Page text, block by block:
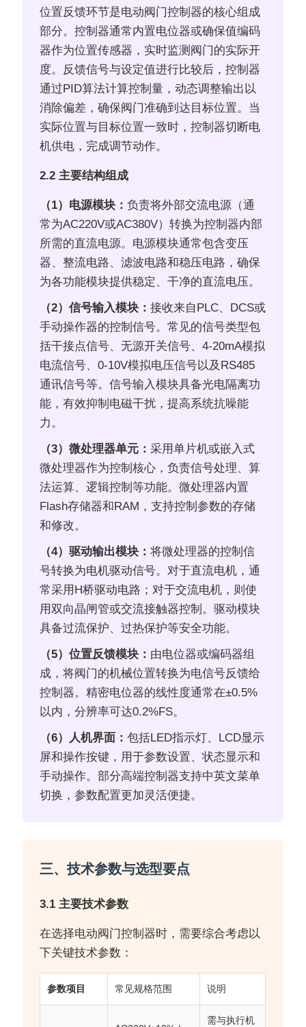
位置反馈环节是电动阀门控制器的核心组成
部分。控制器通常内置电位器或确保值编码
器作为位置传感器，实时监测阀门的实际开
度。反馈信号与设定值进行比较后，控制器
通过PID算法计算控制量，动态调整输出以
消除偏差，确保阀门准确到达目标位置。当
实际位置与目标位置一致时，控制器切断电
机供电，完成调节动作。
2.2 主要结构组成
（1）电源模块：负责将外部交流电源（通
常为AC220V或AC380V）转换为控制器内部
所需的直流电源。电源模块通常包含变压
器、整流电路、滤波电路和稳压电路，确保
为各功能模块提供稳定、干净的直流电压。
（2）信号输入模块：接收来自PLC、DCS或
手动操作器的控制信号。常见的信号类型包
括干接点信号、无源开关信号、4-20mA模拟
电流信号、0-10V模拟电压信号以及RS485
通讯信号等。信号输入模块具备光电隔离功
能，有效抑制电磁干扰，提高系统抗噪能
力。
（3）微处理器单元：采用单片机或嵌入式
微处理器作为控制核心，负责信号处理、算
法运算、逻辑控制等功能。微处理器内置
Flash存储器和RAM，支持控制参数的存储
和修改。
（4）驱动输出模块：将微处理器的控制信
号转换为电机驱动信号。对于直流电机，通
常采用H桥驱动电路；对于交流电机，则使
用双向晶闸管或交流接触器控制。驱动模块
具备过流保护、过热保护等安全功能。
（5）位置反馈模块： 由电位器或编码器组
成，将阀门的机械位置转换为电信号反馈给
控制器。精密电位器的线性度通常在±0.5%
以内，分辨率可达0.2%FS。
（6）人机界面：包括LED指示灯、LCD显示
屏和操作按键，用于参数设置、状态显示和
手动操作。部分高端控制器支持中英文菜单
切换，参数配置更加灵活便捷。
三、技术参数与选型要点
3.1 主要技术参数
在选择电动阀门控制器时，需要综合考虑以
下关键技术参数：
参数项目 常见规格范围 说明
需与执行机